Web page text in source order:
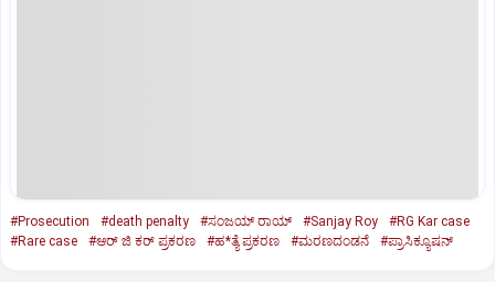
#Prosecution #death penalty #ಸಂಜಯ್‌ ರಾಯ್‌ #Sanjay Roy
#RG Kar case
#Rare case
#ಆರ್‌ ಜಿ ಕರ್‌ ಪ್ರಕರಣ #ಹ*ತ್ಯೆ ಪ್ರಕರಣ #ಮರಣದಂಡನೆ #ಪ್ರಾಸಿಕ್ಯೂಷನ್‌